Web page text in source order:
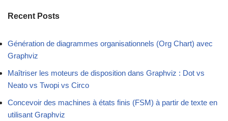
Recent Posts
Génération de diagrammes organisationnels (Org Chart) avec
Graphviz
Maîtriser les moteurs de disposition dans Graphviz : Dot vs
Neato vs Twopi vs Circo
Concevoir des machines à états finis (FSM) à partir de texte en
utilisant Graphviz